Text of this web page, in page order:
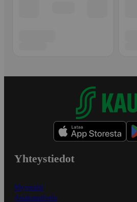
Yhteystiedot
Myymälät
Asiakaspalvelu